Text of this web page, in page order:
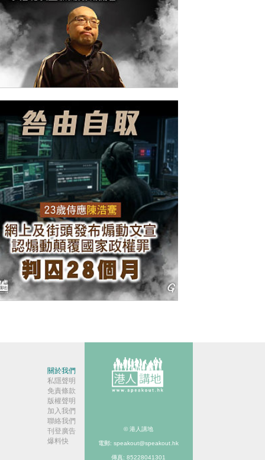
關於我們
私隱聲明
免責條款
版權聲明
加入我們
聯絡我們
刊登廣告
爆料快
© 港人講地
電郵: speakout@speakout.hk
傳真: 85228041301